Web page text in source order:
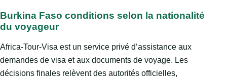
Burkina Faso conditions selon la nationalité
du voyageur
Africa-Tour-Visa est un service privé d’assistance aux
demandes de visa et aux documents de voyage. Les
décisions finales relèvent des autorités officielles,